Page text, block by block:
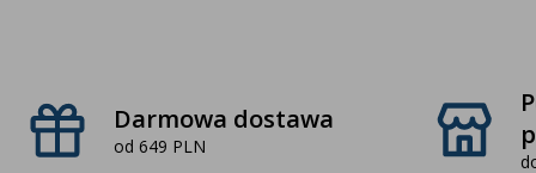
Darmowa dostawa
od 649 PLN